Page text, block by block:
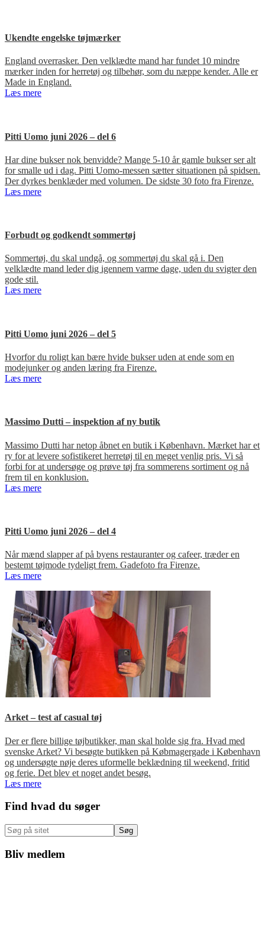
Ukendte engelske tøjmærker
England overrasker. Den velklædte mand har fundet 10 mindre
mærker inden for herretøj og tilbehør, som du næppe kender. Alle er
Made in England.
Læs mere
Pitti Uomo juni 2026 – del 6
Har dine bukser nok benvidde? Mange 5-10 år gamle bukser ser alt
for smalle ud i dag. Pitti Uomo-messen sætter situationen på spidsen.
Der dyrkes benklæder med volumen. De sidste 30 foto fra Firenze.
Læs mere
Forbudt og godkendt sommertøj
Sommertøj, du skal undgå, og sommertøj du skal gå i. Den
velklædte mand leder dig igennem varme dage, uden du svigter den
gode stil.
Læs mere
Pitti Uomo juni 2026 – del 5
Hvorfor du roligt kan bære hvide bukser uden at ende som en
modejunker og anden læring fra Firenze.
Læs mere
Massimo Dutti – inspektion af ny butik
Massimo Dutti har netop åbnet en butik i København. Mærket har et
ry for at levere sofistikeret herretøj til en meget venlig pris. Vi så
forbi for at undersøge og prøve tøj fra sommerens sortiment og nå
frem til en konklusion.
Læs mere
Pitti Uomo juni 2026 – del 4
Når mænd slapper af på byens restauranter og cafeer, træder en
bestemt tøjmode tydeligt frem. Gadefoto fra Firenze.
Læs mere
Arket – test af casual tøj
Der er flere billige tøjbutikker, man skal holde sig fra. Hvad med
svenske Arket? Vi besøgte butikken på Købmagergade i København
og undersøgte nøje deres uformelle beklædning til weekend, fritid
og ferie. Det blev et noget andet besøg.
Læs mere
Primær
Sidebar
Find hvad du søger
Søg
på
sitet
Bliv medlem